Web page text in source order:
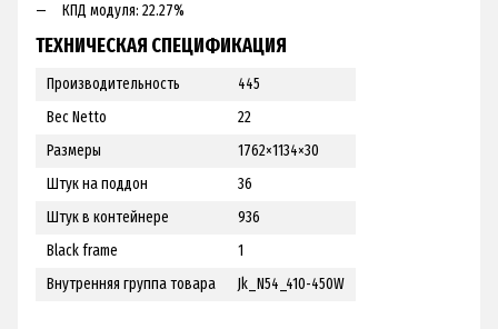
КПД модуля: 22.27%
ТЕХНИЧЕСКАЯ СПЕЦИФИКАЦИЯ
Производительность
445
Вес Netto
22
Размеры
1762×1134×30
Штук на поддон
36
Штук в контейнере
936
Black frame
1
Внутренняя группа товара
Jk_N54_410-450W